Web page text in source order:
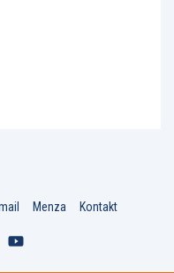
Menza Kontakt